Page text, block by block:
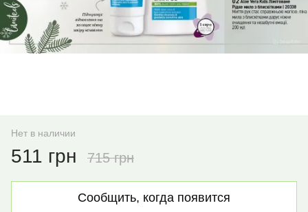
Нет в наличии
511 грн 715 грн
Сообщить, когда появится